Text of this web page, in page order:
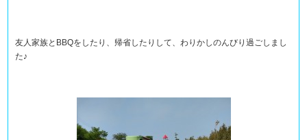
友人家族とBBQをしたり、帰省したりして、わりかしのんびり過ごしまし
た♪